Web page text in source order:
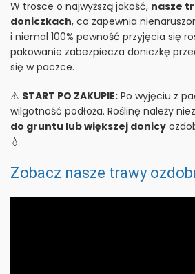
W trosce o najwyższą jakość, nasze
doniczkach, co zapewnia
i niemal 100% pewność przyjęcia się
pakowanie zabezpiecza doniczkę
się w paczce.
⚠️ START PO ZAKUPIE: Po wyjęciu z
wilgotność podłoża. Roślinę należy
do gruntu lub większej donicy
💧
Zobacz nasze trawy